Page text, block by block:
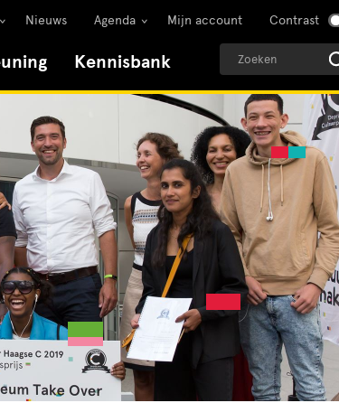
Nieuws Agenda Mijn account Contrast
Kennisbank